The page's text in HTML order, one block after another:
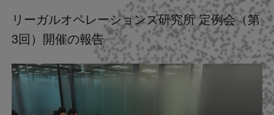
News
LegalOn Now
リーガルオペレーションズ研究所 定例会（第
3回）開催の報告